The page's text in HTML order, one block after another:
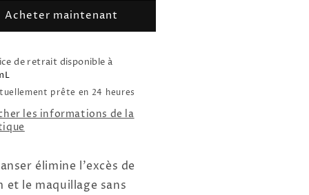
DORÉ
Acheter maintenant
de retrait disponible à
prête en 24 heures
les informations de la
élimine l'excès de
et le maquillage sans